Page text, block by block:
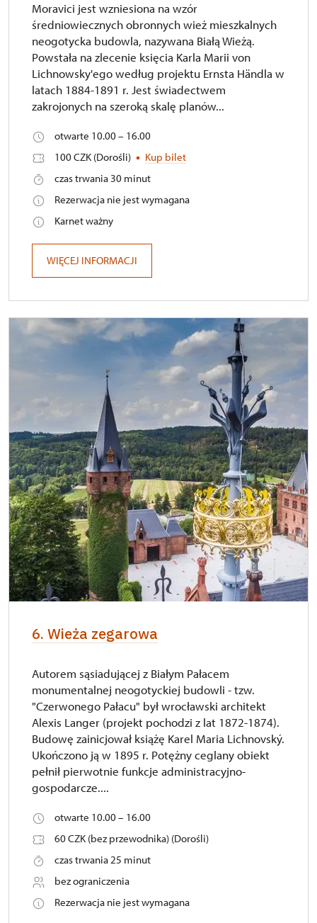
Moravici jest wzniesiona na wzór
średniowiecznych obronnych wież mieszkalnych
neogotycka budowla, nazywana Białą Wieżą.
Powstała na zlecenie księcia Karla Marii von
Lichnowsky'ego według projektu Ernsta Händla w
latach 1884-1891 r. Jest świadectwem
zakrojonych na szeroką skalę planów...
otwarte 10.00 – 16.00
100 CZK (Dorośli)
Kup bilet
czas trwania 30 minut
Rezerwacja nie jest wymagana
Karnet ważny
WIĘCEJ INFORMACJI
6. Wieża zegarowa
Autorem sąsiadującej z Białym Pałacem
monumentalnej neogotyckiej budowli - tzw.
"Czerwonego Pałacu" był wrocławski architekt
Alexis Langer (projekt pochodzi z lat 1872-1874).
Budowę zainicjował książę Karel Maria Lichnovský.
Ukończono ją w 1895 r. Potężny ceglany obiekt
pełnił pierwotnie funkcje administracyjno-
gospodarcze....
otwarte 10.00 – 16.00
60 CZK (bez przewodnika) (Dorośli)
czas trwania 25 minut
bez ograniczenia
Rezerwacja nie jest wymagana